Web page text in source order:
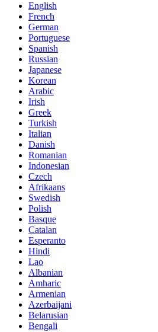
English
French
German
Portuguese
Spanish
Russian
Japanese
Korean
Arabic
Irish
Greek
Turkish
Italian
Danish
Romanian
Indonesian
Czech
Afrikaans
Swedish
Polish
Basque
Catalan
Esperanto
Hindi
Lao
Albanian
Amharic
Armenian
Azerbaijani
Belarusian
Bengali